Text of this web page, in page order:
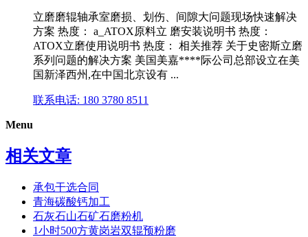
立磨磨辊轴承室磨损、划伤、间隙大问题现场快速解决
方案 热度： a_ATOX原料立 磨安装说明书 热度：
ATOX立磨使用说明书 热度： 相关推荐 关于史密斯立磨
系列问题的解决方案 美国美嘉****际公司总部设立在美
国新泽西州,在中国北京设有 ...
联系电话: 180 3780 8511
Menu
相关文章
承包干选合同
青海碳酸钙加工
石灰石山石矿石磨粉机
1小时500方黄岗岩双辊预粉磨